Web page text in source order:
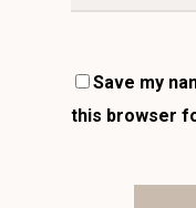
Save my
this browser